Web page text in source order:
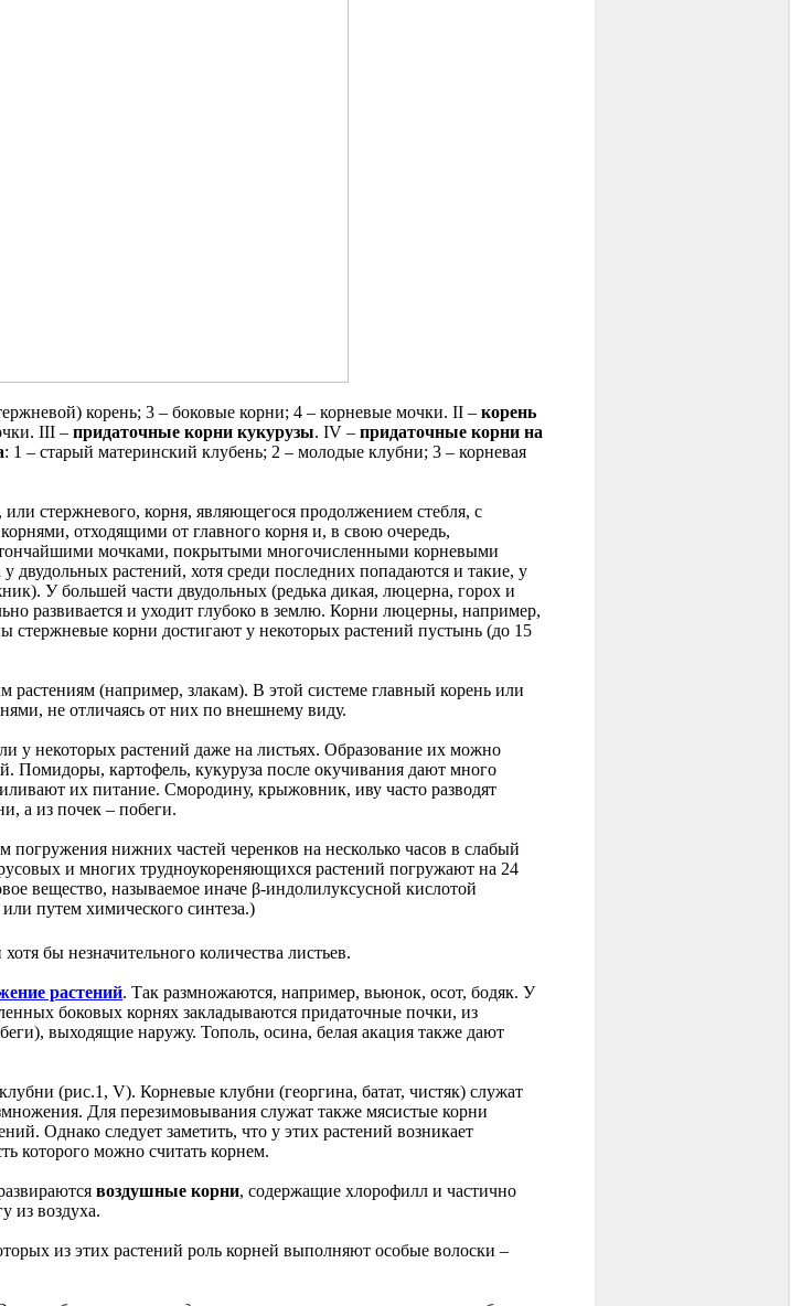
корень; 3 – боковые корни; 4 – корневые мочки. II – корень
III – придаточные корни кукурузы. IV – придаточные корни на
: 1 – старый материнский клубень; 2 – молодые клубни; 3 – корневая
или стержневого, корня, являющегося продолжением стебля, с
отходящими от главного корня и, в свою очередь,
мочками, покрытыми многочисленными корневыми
двудольных растений, хотя среди последних попадаются и такие, у
У большей части двудольных (редька дикая, люцерна, горох и
развивается и уходит глубоко в землю. Корни люцерны, например,
корни достигают у некоторых растений пустынь (до 15
растениям (например, злакам). В этой системе главный корень или
не отличаясь от них по внешнему виду.
у некоторых растений даже на листьях. Образование их можно
Помидоры, картофель, кукуруза после окучивания дают много
их питание. Смородину, крыжовник, иву часто разводят
а из почек – побеги.
нижних частей черенков на несколько часов в слабый
и многих трудноукореняющихся растений погружают на 24
вещество, называемое иначе β-индолилуксусной кислотой
путем химического синтеза.)
бы незначительного количества листьев.
растений. Так размножаются, например, вьюнок, осот, бодяк. У
боковых корнях закладываются придаточные почки, из
выходящие наружу. Тополь, осина, белая акация также дают
(рис.1, V). Корневые клубни (георгина, батат, чистяк) служат
Для перезимовывания служат также мясистые корни
Однако следует заметить, что у этих растений возникает
которого можно считать корнем.
воздушные корни, содержащие хлорофилл и частично
из воздуха.
из этих растений роль корней выполняют особые волоски –